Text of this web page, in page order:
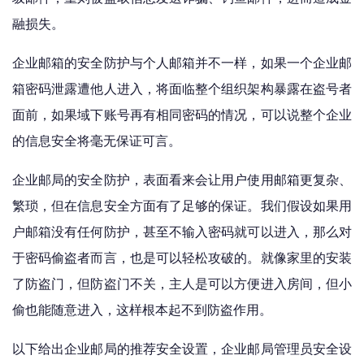
融损失。
企业邮箱的安全防护与个人邮箱并不一样，如果一个企业邮
箱密码泄露遭他人进入，将面临整个组织架构暴露在盗号者
面前，如果域下账号再有相同密码的情况，可以说整个企业
的信息安全将毫无保证可言。
企业邮局的安全防护，表面看来会让用户使用邮箱更复杂、
繁琐，但在信息安全方面有了足够的保证。我们假设如果用
户邮箱没有任何防护，甚至不输入密码就可以进入，那么对
于密码偷盗者而言，也是可以轻松攻破的。就像家里的安装
了防盗门，但防盗门不关，主人是可以方便进入房间，但小
偷也能随意进入，这样根本起不到防盗作用。
以下给出企业邮局的推荐安全设置，企业邮局管理员安全设